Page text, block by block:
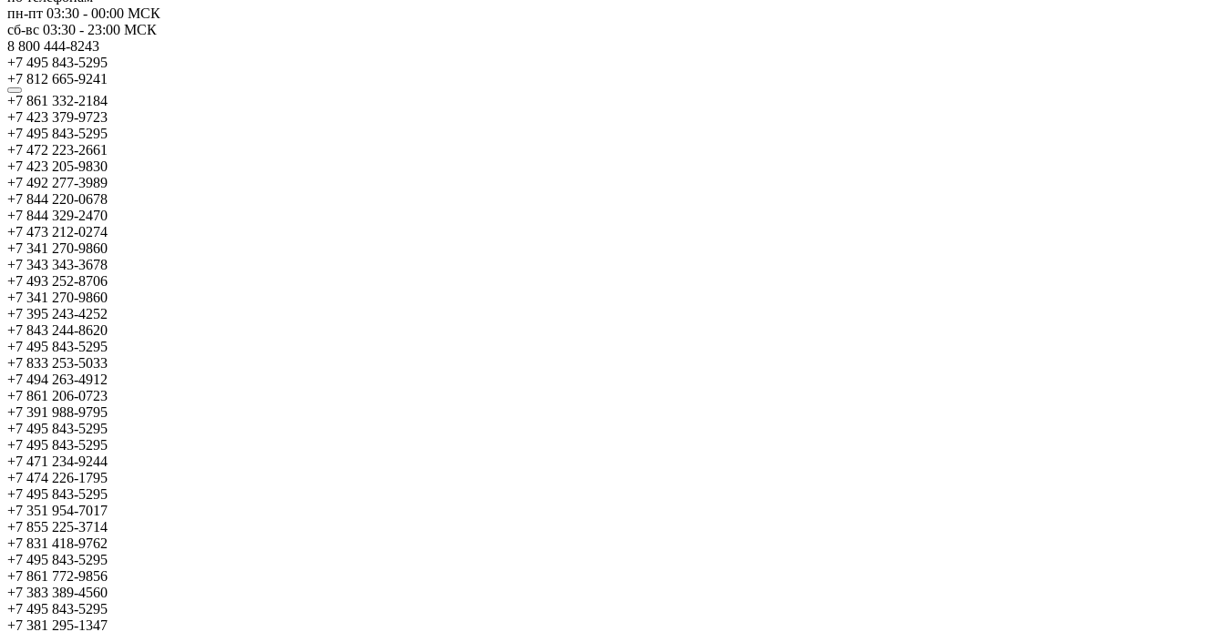
пн-пт 03:30 - 00:00 МСК
сб-вс 03:30 - 23:00 МСК
8 800 444-8243
+7 495 843-5295
+7 812 665-9241
+7 861 332-2184
+7 423 379-9723
+7 495 843-5295
+7 472 223-2661
+7 423 205-9830
+7 492 277-3989
+7 844 220-0678
+7 844 329-2470
+7 473 212-0274
+7 341 270-9860
+7 343 343-3678
+7 493 252-8706
+7 341 270-9860
+7 395 243-4252
+7 843 244-8620
+7 495 843-5295
+7 833 253-5033
+7 494 263-4912
+7 861 206-0723
+7 391 988-9795
+7 495 843-5295
+7 495 843-5295
+7 471 234-9244
+7 474 226-1795
+7 495 843-5295
+7 351 954-7017
+7 855 225-3714
+7 831 418-9762
+7 495 843-5295
+7 861 772-9856
+7 383 389-4560
+7 495 843-5295
+7 381 295-1347